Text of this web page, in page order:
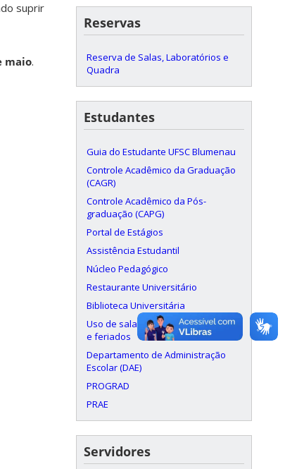
suprir
maio.
Reservas
Reserva de Salas, Laboratórios e
Quadra
Estudantes
Guia do Estudante UFSC Blumenau
Controle Acadêmico da Graduação
(CAGR)
Controle Acadêmico da Pós-
graduação (CAPG)
Portal de Estágios
Assistência Estudantil
Núcleo Pedagógico
Restaurante Universitário
Biblioteca Universitária
Uso de salas aos finais de semana
e feriados
Departamento de Administração
Escolar (DAE)
PROGRAD
PRAE
Servidores